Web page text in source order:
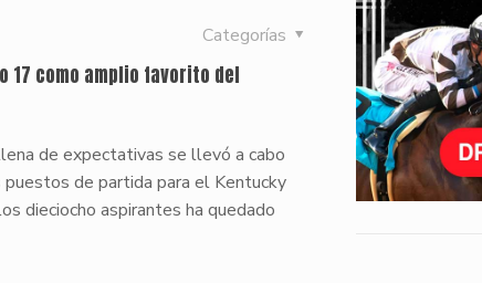
Categorías
17 como amplio favorito del
de expectativas se llevó a cabo
de partida para el Kentucky
dieciocho aspirantes ha quedado